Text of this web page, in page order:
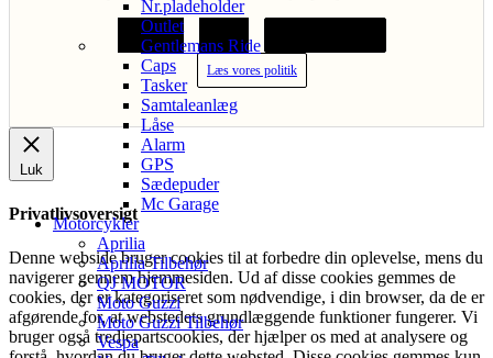
Nr.pladeholder
Outlet
Gentlemans Ride
Caps
Tasker
Samtaleanlæg
Låse
Alarm
GPS
Sædepuder
Mc Garage
Motorcykler
Aprilia
Aprilia Tilbehør
QJ MOTOR
Moto Guzzi
Moto Guzzi Tilbehør
Vespa
Acceptér
Læs vores politik
Luk
Privatlivsoversigt
Denne webside bruger cookies til at forbedre din oplevelse, mens du
navigerer gennem hjemmesiden. Ud af disse cookies gemmes de
cookies, der er kategoriseret som nødvendige, i din browser, da de er
afgørende for, at webstedets grundlæggende funktioner fungerer. Vi
bruger også tredjepartscookies, der hjælper os med at analysere og